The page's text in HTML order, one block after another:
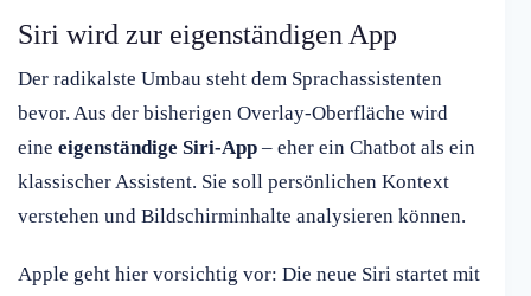
Siri wird zur eigenständigen App
Der radikalste Umbau steht dem Sprachassistenten
bevor. Aus der bisherigen Overlay-Oberfläche wird
eine eigenständige Siri-App – eher ein Chatbot als ein
klassischer Assistent. Sie soll persönlichen Kontext
verstehen und Bildschirminhalte analysieren können.
Apple geht hier vorsichtig vor: Die neue Siri startet mit